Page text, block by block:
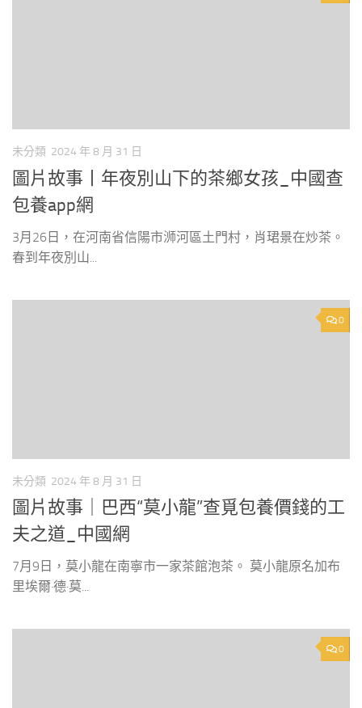
未分類 2024 年 8 月 31 日
圖片故事丨年夜別山下的茶鄉女孩_中國查
包養app網
3月26日，在河南省信陽市浉河區土門村，肖珺景在炒茶。
春到年夜別山...
0
未分類 2024 年 8 月 31 日
圖片故事｜巴西“莫小龍”查覓包養價錢的工
夫之道_中國網
7月9日，莫小龍在南寧市一家茶館泡茶。 莫小龍原名加布
里埃爾·德·莫...
0